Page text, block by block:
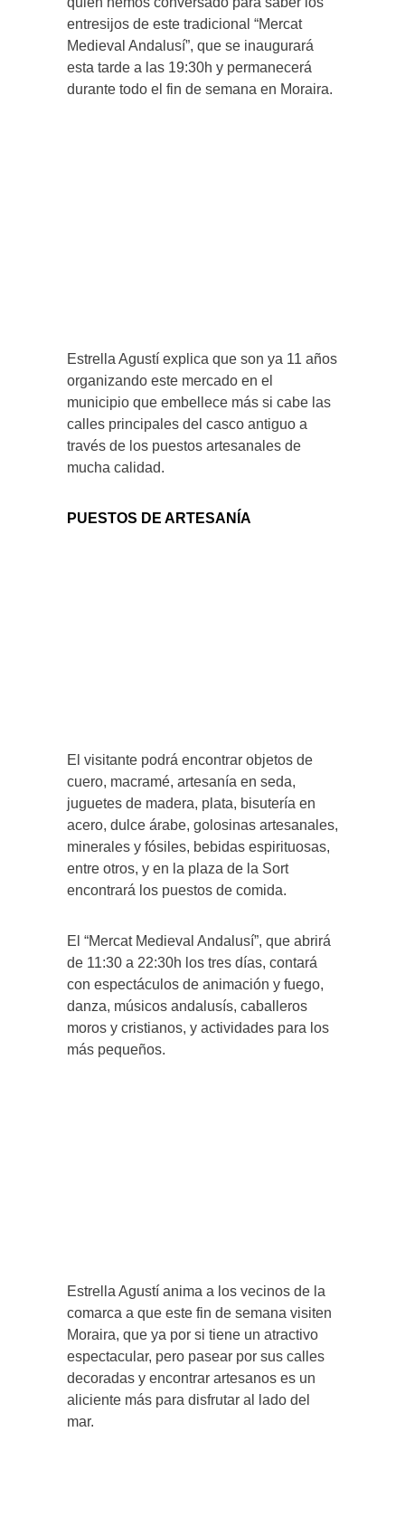
entresijos de este tradicional “Mercat
Medieval Andalusí”, que se inaugurará
esta tarde a las 19:30h y permanecerá
durante todo el fin de semana en Moraira.
Estrella Agustí explica que son ya 11 años
organizando este mercado en el
municipio que embellece más si cabe las
calles principales del casco antiguo a
través de los puestos artesanales de
mucha calidad.
PUESTOS DE ARTESANÍA
El visitante podrá encontrar objetos de
cuero, macramé, artesanía en seda,
juguetes de madera, plata, bisutería en
acero, dulce árabe, golosinas artesanales,
minerales y fósiles, bebidas espirituosas,
entre otros, y en la plaza de la Sort
encontrará los puestos de comida.
El “Mercat Medieval Andalusí”, que abrirá
de 11:30 a 22:30h los tres días, contará
con espectáculos de animación y fuego,
danza, músicos andalusís, caballeros
moros y cristianos, y actividades para los
más pequeños.
Estrella Agustí anima a los vecinos de la
comarca a que este fin de semana visiten
Moraira, que ya por si tiene un atractivo
espectacular, pero pasear por sus calles
decoradas y encontrar artesanos es un
aliciente más para disfrutar al lado del
mar.